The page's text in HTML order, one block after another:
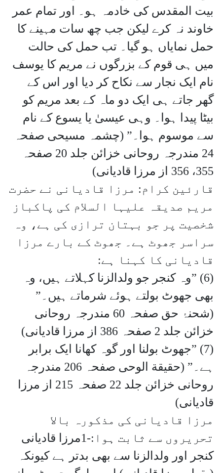
بیت المقدس کی خادمہ ہو۔ اور تمام عمر
خاوند نہ کرے لیکن جب چھ سات مہینے کا
حمل نمایاں ہو گیا۔ تب حمل کی حالت
میں ہی قوم کے بزرگوں نے مریم کا یوسف
نام ایک نجار سے نکاح کر دیا اور اس کے
گھر جاتے ہی ایک دو ماہ کے بعد مریم کو
بیٹا پیدا ہوا۔ وہی عیسیٰ یا یسوع کے نام
سے موسوم ہوا۔” (چشمہ مسیحی صفحہ
24 مندرجہ روحانی خزائن جلد 20 صفحہ
355، 356 از مرزا قادیانی)
قارئین کرام: مرزا قادیانی نے حضرت
مریم صدیقہ علیہا السلام کی پاکباز
شخصیت پر جو بہتان ترازی کی ہے، وہ
سراسر جھوٹ ہے۔ جھوٹ کے بارے مرزا
قادیانی کا کہنا ہے:
(6) ”وہ کنجر جو ولدالزنا کہلاتے ہیں، وہ
بھی جھوٹ بولتے ہوئے شرماتے ہیں۔”
(شحنۂ حق صفحہ 60 مندرجہ روحانی
خزائن جلد 2 صفحہ 386 از مرزا قادیانی)
(7) ”جھوٹ بولنا اور گوہ کھانا ایک برابر
ہے۔” (حقیقة الوحی صفحہ 206 مندرجہ
روحانی خزائن جلد 22 صفحہ 215 از مرزا
قادیانی)
مرزا قادیانی کی مذکورہ بالا
تحریروں سے ثابت ہوا:-1مرزا قادیانی
کنجر اور ولدالزنا سے بھی بدتر ہے کیونکہ